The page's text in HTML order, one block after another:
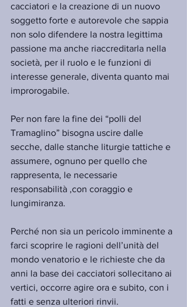
cacciatori e la creazione di un nuovo
soggetto forte e autorevole che sappia
non solo difendere la nostra legittima
passione ma anche riaccreditarla nella
società, per il ruolo e le funzioni di
interesse generale, diventa quanto mai
improrogabile.
Per non fare la fine dei “polli del
Tramaglino” bisogna uscire dalle
secche, dalle stanche liturgie tattiche e
assumere, ognuno per quello che
rappresenta, le necessarie
responsabilità ,con coraggio e
lungimiranza.
Perché non sia un pericolo imminente a
farci scoprire le ragioni dell’unità del
mondo venatorio e le richieste che da
anni la base dei cacciatori sollecitano ai
vertici, occorre agire ora e subito, con i
fatti e senza ulteriori rinvii.